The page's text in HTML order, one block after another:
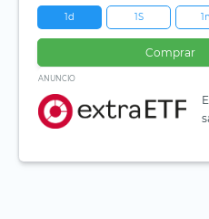
1d 1S
Comprar
ANUNCIO